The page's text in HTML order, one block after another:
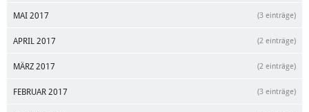
MAI 2017 (3 einträge)
APRIL 2017 (2 einträge)
MÄRZ 2017 (2 einträge)
FEBRUAR 2017 (3 einträge)